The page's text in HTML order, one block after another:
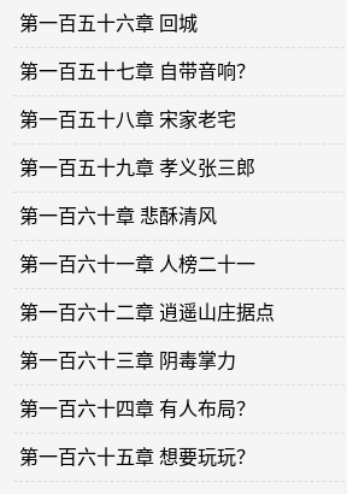
第一百五十六章 回城
第一百五十七章 自带音响？
第一百五十八章 宋家老宅
第一百五十九章 孝义张三郎
第一百六十章 悲酥清风
第一百六十一章 人榜二十一
第一百六十二章 逍遥山庄据点
第一百六十三章 阴毒掌力
第一百六十四章 有人布局？
第一百六十五章 想要玩玩？